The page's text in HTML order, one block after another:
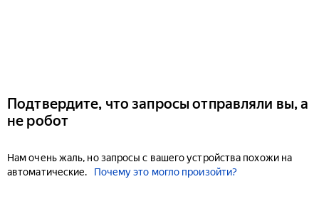
Подтвердите, что запросы отправляли вы, а
не робот
Нам очень жаль, но запросы с вашего устройства похожи на
автоматические.
Почему это могло произойти?